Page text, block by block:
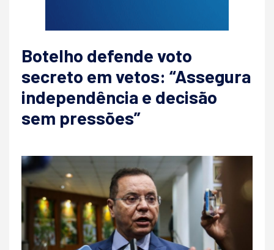
Botelho defende voto
secreto em vetos: “Assegura
independência e decisão
sem pressões”